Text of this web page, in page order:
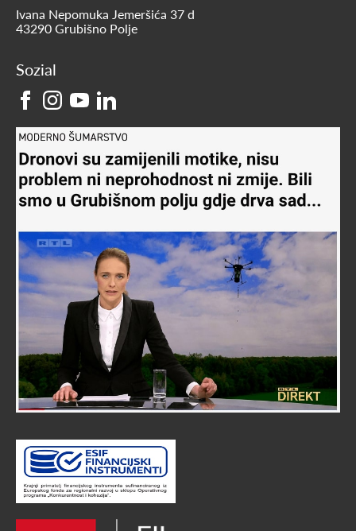
Ivana Nepomuka Jemeršića 37 d
43290 Grubišno Polje
Sozial